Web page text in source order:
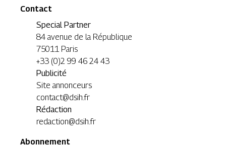
Contact
Special Partner
84 avenue de la République
75011 Paris
+33 (0)2 99 46 24 43
Publicité
Site annonceurs
contact@dsih.fr
Rédaction
redaction@dsih.fr
Abonnement